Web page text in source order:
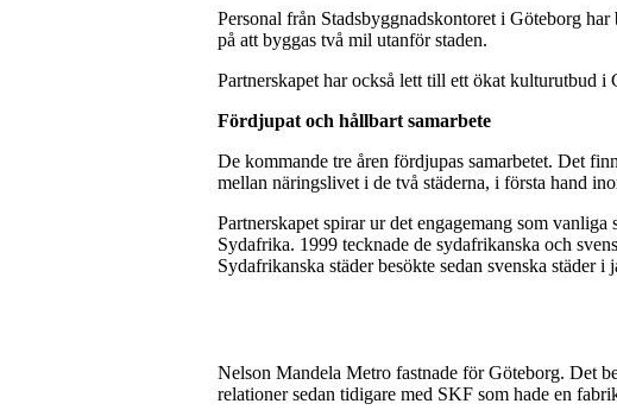
Personal från Stadsbyggnadskontoret i Göteborg
på att byggas två mil utanför staden.
Partnerskapet har också lett till ett ökat kulturutbud i
Fördjupat och hållbart samarbete
De kommande tre åren fördjupas samarbetet. Det
mellan näringslivet i de två städerna, i första hand
Partnerskapet spirar ur det engagemang som
Sydafrika. 1999 tecknade de sydafrikanska och
Sydafrikanska städer besökte sedan svenska städer i
Nelson Mandela Metro fastnade för Göteborg. Det
relationer sedan tidigare med SKF som hade en